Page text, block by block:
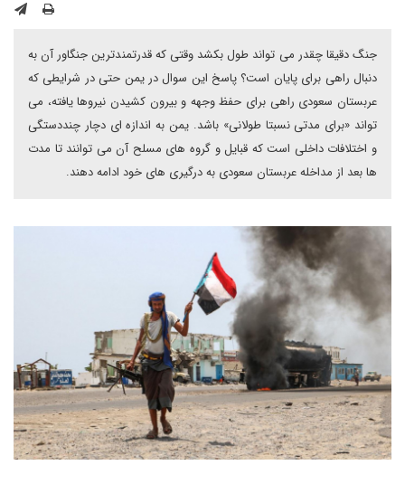
جنگ دقیقا چقدر می تواند طول بکشد وقتی که قدرتمندترین جنگاور آن به
دنبال راهی برای پایان است؟ پاسخ این سوال در یمن حتی در شرایطی که
عربستان سعودی راهی برای حفظ وجهه و بیرون کشیدن نیروها یافته، می
تواند «برای مدتی نسبتا طولانی» باشد. یمن به اندازه ای دچار چنددستگی
و اختلافات داخلی است که قبایل و گروه‌ های مسلح آن می‌ توانند تا مدت
ها بعد از مداخله عربستان سعودی به درگیری های خود ادامه دهند.